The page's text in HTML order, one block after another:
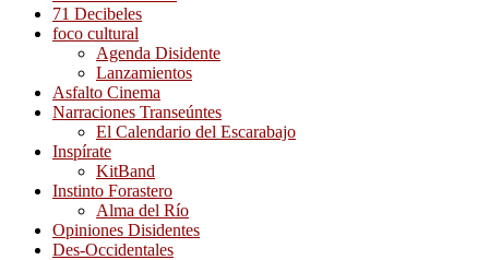
71 Decibeles
foco cultural
Agenda Disidente
Lanzamientos
Asfalto Cinema
Narraciones Transeúntes
El Calendario del Escarabajo
Inspírate
KitBand
Instinto Forastero
Alma del Río
Opiniones Disidentes
Des-Occidentales